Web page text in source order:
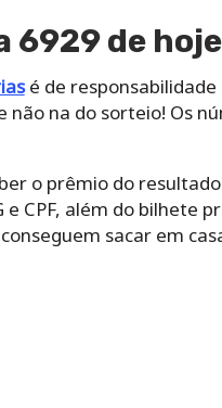
6929 de hoje
é de responsabilidade
na do sorteio! Os
o prêmio do
CPF, além do bilhete
sacar em